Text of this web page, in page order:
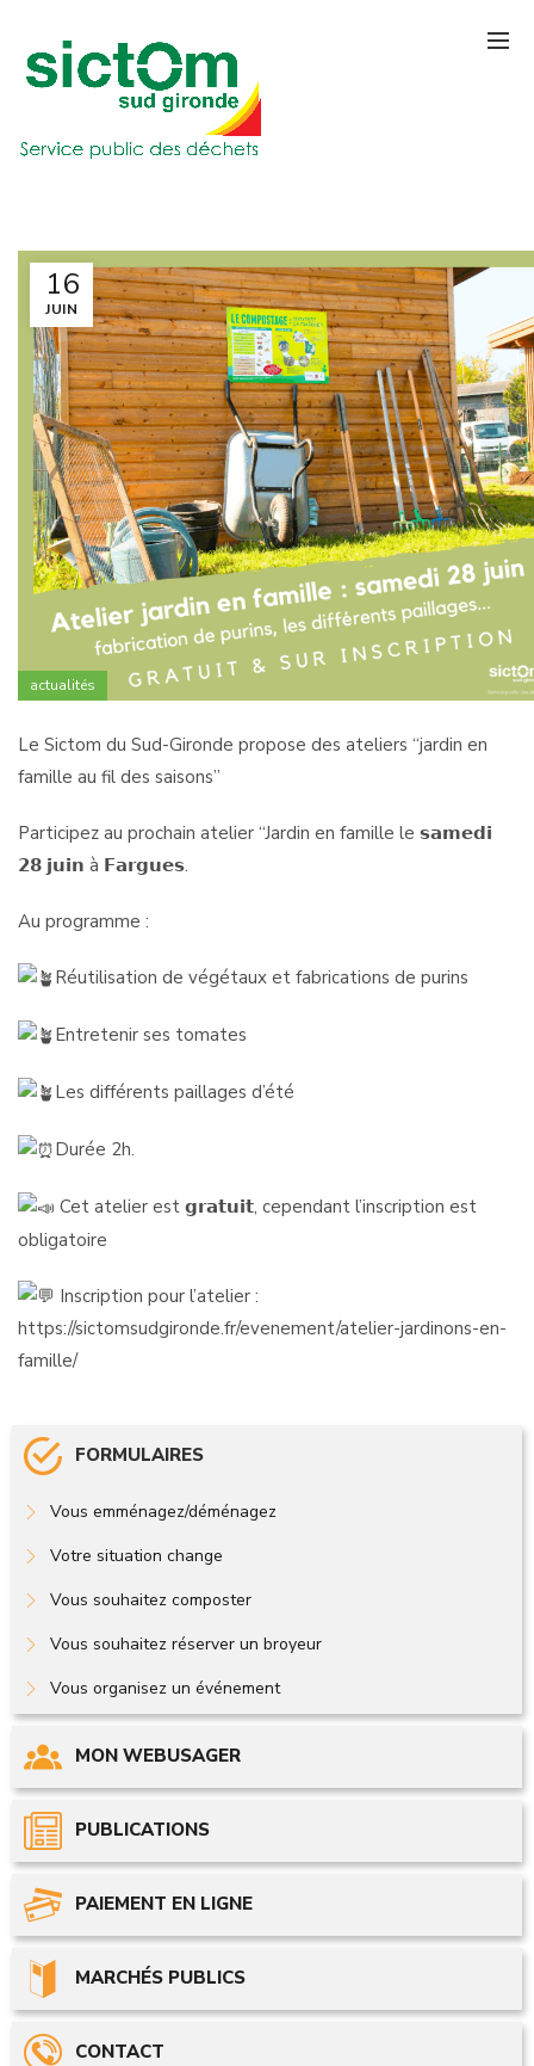
16
JUIN
actualités
Le Sictom du Sud-Gironde propose des ateliers “jardin en
famille au fil des saisons”
Participez au prochain atelier “Jardin en famille le 𝘀𝗮𝗺𝗲𝗱𝗶
𝟮𝟴 𝗷𝘂𝗶𝗻 à 𝗙𝗮𝗿𝗴𝘂𝗲𝘀.
Au programme :
Réutilisation de végétaux et fabrications de purins
Entretenir ses tomates
Les différents paillages d’été
Durée 2h.
Cet atelier est 𝗴𝗿𝗮𝘁𝘂𝗶𝘁, cependant l’inscription est
obligatoire
Inscription pour l’atelier :
https://sictomsudgironde.fr/evenement/atelier-jardinons-en-
famille/
FORMULAIRES
Vous emménagez/déménagez
Votre situation change
Vous souhaitez composter
Vous souhaitez réserver un broyeur
Vous organisez un événement
MON WEBUSAGER
PUBLICATIONS
PAIEMENT EN LIGNE
MARCHÉS PUBLICS
CONTACT